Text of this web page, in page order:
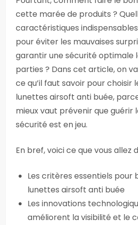
cette marée de produits ?
caractéristiques
pour éviter les mauvaises
garantir une sécurité optimale
parties ? Dans cet article, on
ce qu’il faut savoir pour choisir
lunettes airsoft anti buée,
mieux vaut prévenir que guérir
sécurité est en jeu.
En bref, voici ce que vous allez
Les critères essentiels pour
lunettes airsoft anti buée
Les innovations
améliorent la visibilité et le